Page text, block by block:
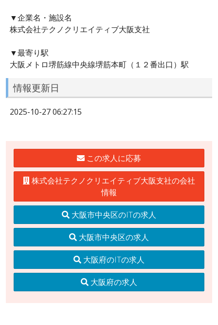
▼企業名・施設名
株式会社テクノクリエイティブ大阪支社
▼最寄り駅
大阪メトロ堺筋線中央線堺筋本町（１２番出口）駅
情報更新日
2025-10-27 06:27:15
この求人に応募
株式会社テクノクリエイティブ大阪支社の会社
情報
大阪市中央区のITの求人
大阪市中央区の求人
大阪府のITの求人
大阪府の求人